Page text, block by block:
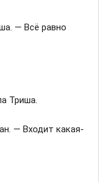
— Всё равно
Триша.
— Входит какая-